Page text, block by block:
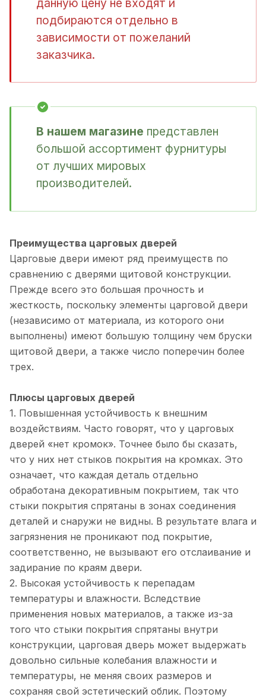
данную цену не входят и
подбираются отдельно в
зависимости от пожеланий
заказчика.
В нашем магазине представлен
большой ассортимент фурнитуры
от лучших мировых
производителей.
Преимущества царговых дверей
Царговые двери имеют ряд преимуществ по
сравнению с дверями щитовой конструкции.
Прежде всего это большая прочность и
жесткость, поскольку элементы царговой двери
(независимо от материала, из которого они
выполнены) имеют большую толщину чем бруски
щитовой двери, а также число поперечин более
трех.
Плюсы царговых дверей
1. Повышенная устойчивость к внешним
воздействиям. Часто говорят, что у царговых
дверей «нет кромок». Точнее было бы сказать,
что у них нет стыков покрытия на кромках. Это
означает, что каждая деталь отдельно
обработана декоративным покрытием, так что
стыки покрытия спрятаны в зонах соединения
деталей и снаружи не видны. В результате влага и
загрязнения не проникают под покрытие,
соответственно, не вызывают его отслаивание и
задирание по краям двери.
2. Высокая устойчивость к перепадам
температуры и влажности. Вследствие
применения новых материалов, а также из-за
того что стыки покрытия спрятаны внутри
конструкции, царговая дверь может выдержать
довольно сильные колебания влажности и
температуры, не меняя своих размеров и
сохраняя свой эстетический облик. Поэтому